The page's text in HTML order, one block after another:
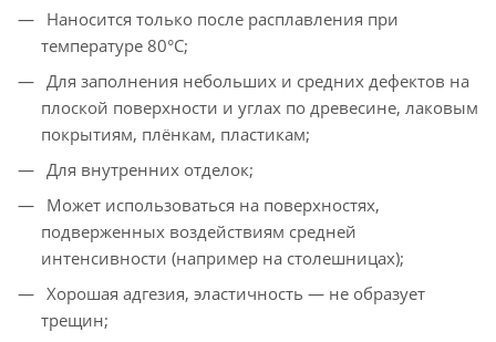
Наносится только после расплавления при
температуре 80°С;
Для заполнения небольших и средних дефектов на
плоской поверхности и углах по древесине, лаковым
покрытиям, плёнкам, пластикам;
Для внутренних отделок;
Может использоваться на поверхностях,
подверженных воздействиям средней
интенсивности (например на столешницах);
Хорошая адгезия, эластичность — не образует
трещин;